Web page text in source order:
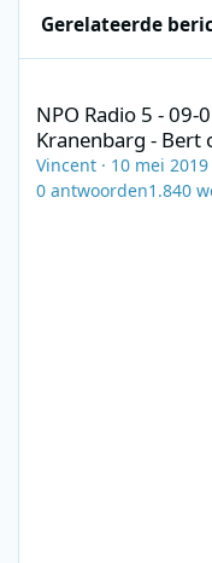
Gerelateerde
NPO Radio 5 -
Kranenbarg - Bert
Vincent · 10 mei 2019
0 antwoorden1.840